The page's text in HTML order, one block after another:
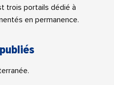
trois portails dédié à
en permanence.